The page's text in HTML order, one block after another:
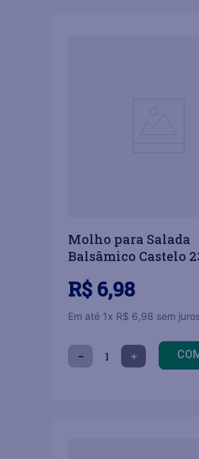
Molho para Salada
Balsâmico Castelo
R$ 6,98
Em até 1x R$ 6 98 sem
＋
－